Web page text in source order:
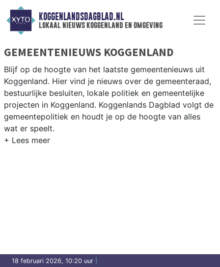
KOGGENLANDSDAGBLAD.NL
lokaal nieuws koggenland en omgeving
GEMEENTENIEUWS KOGGENLAND
Blijf op de hoogte van het laatste gemeentenieuws uit
Koggenland. Hier vind je nieuws over de gemeenteraad,
bestuurlijke besluiten, lokale politiek en gemeentelijke
projecten in Koggenland. Koggenlands Dagblad volgt de
gemeentepolitiek en houdt je op de hoogte van alles
wat er speelt.
18 februari 2026, 10:20 uur